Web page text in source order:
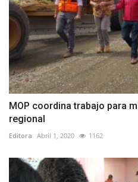
MOP coordina trabajo para
regional
Editora Abril 1, 2020 1162